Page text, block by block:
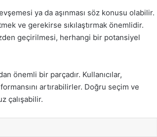
ya da aşınması söz konusu olabilir.
ve gerekirse sıkılaştırmak önemlidir.
geçirilmesi, herhangi bir potansiyel
önemli bir parçadır. Kullanıcılar,
artırabilirler. Doğru seçim ve
çalışabilir.